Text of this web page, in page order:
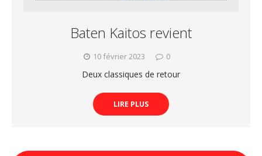
Baten Kaitos revient
10 février 2023 0
Deux classiques de retour
LIRE PLUS